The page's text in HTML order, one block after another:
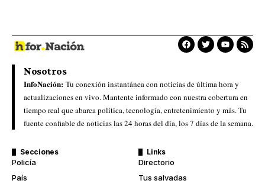
Nosotros
InfoNación: Tu conexión instantánea con noticias de última hora y
actualizaciones en vivo. Mantente informado con nuestra cobertura en
tiempo real que abarca política, tecnología, entretenimiento y más. Tu
fuente confiable de noticias las 24 horas del día, los 7 días de la semana.
Secciones
Policía
País
Links
Directorio
Tus salvadas